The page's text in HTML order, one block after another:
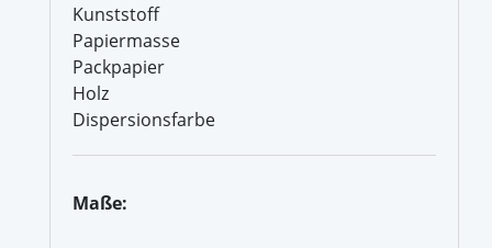
Kunststoff
Papiermasse
Packpapier
Holz
Dispersionsfarbe
Maße: